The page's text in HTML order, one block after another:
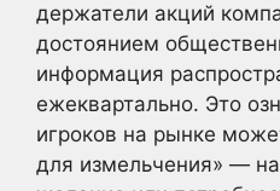
держатели акций
достоянием
информация
ежеквартально. Это
игроков на рынке
для измельчения» —